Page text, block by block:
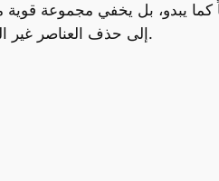
يبدو، بل يخفي مجموعة قوية من
إلى حذف العناصر غير المرغوبة بذكاء، كل ذلك أصبح ممكناً مباشرة من الهاتف دون الحاجة لتطبيقات خارجية.